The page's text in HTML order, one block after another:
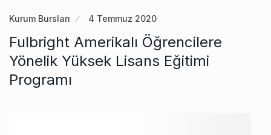
Kurum Bursları 4 Temmuz 2020
Fulbright Amerikalı Öğrencilere
Yönelik Yüksek Lisans Eğitimi
Programı